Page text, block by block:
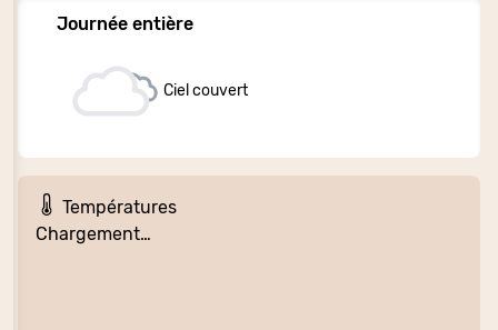
Journée entière
Ciel couvert
Températures
Chargement…